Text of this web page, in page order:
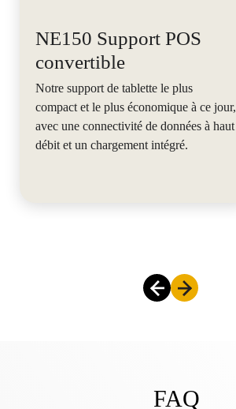
NE150 Support POS
convertible
Notre support de tablette le plus
compact et le plus économique à ce jour,
avec une connectivité de données à haut
débit et un chargement intégré.
FAQ